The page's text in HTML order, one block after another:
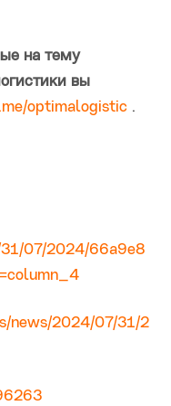
на тему
вы
optimalogistic .
07/2024/66a9e8
news/2024/07/31/2